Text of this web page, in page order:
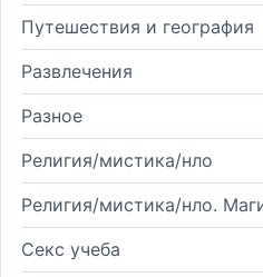
Путешествия и география
Развлечения
Разное
Религия/мистика/нло
Религия/мистика/нло.
Секс учеба